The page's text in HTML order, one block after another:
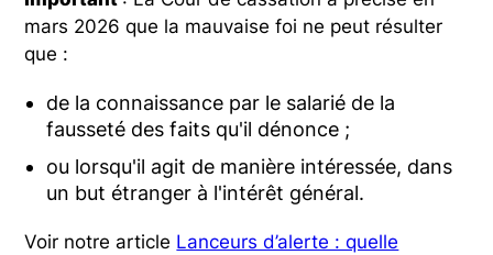
mars 2026 que la mauvaise foi ne peut résulter
que :
de la connaissance par le salarié de la
fausseté des faits qu'il dénonce ;
ou lorsqu'il agit de manière intéressée, dans
un but étranger à l'intérêt général.
Voir notre article Lanceurs d’alerte : quelle